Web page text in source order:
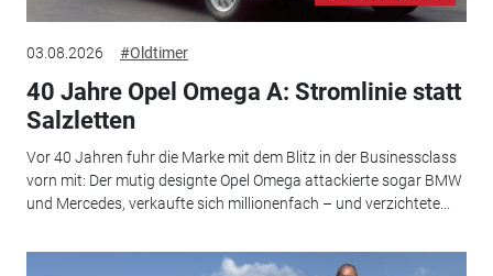
03.08.2026 #Oldtimer
40 Jahre Opel Omega A: Stromlinie statt
Salzletten
Vor 40 Jahren fuhr die Marke mit dem Blitz in der Businessclass
vorn mit: Der mutig designte Opel Omega attackierte sogar BMW
und Mercedes, verkaufte sich millionenfach – und verzichtete...